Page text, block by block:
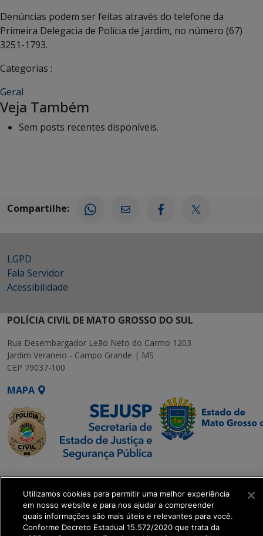
Denúncias podem ser feitas através do telefone da
Primeira Delegacia de Polícia de Jardim, no número (67)
3251-1793.
Categorias :
Geral
Veja Também
Sem posts recentes disponíveis.
Compartilhe:
LGPD
Fala Servidor
Acessibilidade
POLÍCIA CIVIL DE MATO GROSSO DO SUL
Rua Desembargador Leão Neto do Carmo 1203
Jardim Veraneio - Campo Grande | MS
CEP 79037-100
MAPA
SETDIG | Secretaria-
Executiva de
Transformação Digital
get_footer();
Utilizamos cookies para permitir uma melhor experiência
em nosso website e para nos ajudar a compreender
quais informações são mais úteis e relevantes para você.
Conforme Decreto Estadual 15.572/2020 que trata da